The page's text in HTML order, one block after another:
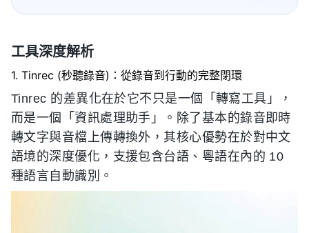
工具深度解析
1. Tinrec (秒聽錄音)：從錄音到行動的完整閉環
Tinrec 的差異化在於它不只是一個「轉寫工具」，
而是一個「資訊處理助手」。除了基本的錄音即時
轉文字與音檔上傳轉換外，其核心優勢在於對中文
語境的深度優化，支援包含台語、粵語在內的 10
種語言自動識別。